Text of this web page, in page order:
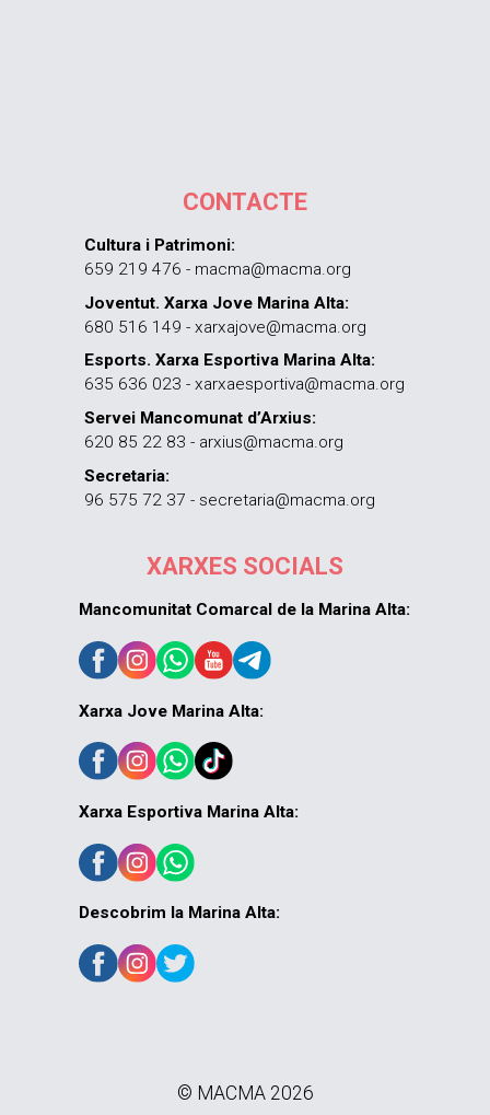
CONTACTE
Cultura i Patrimoni:
659 219 476 - macma@macma.org
Joventut. Xarxa Jove Marina Alta:
680 516 149 - xarxajove@macma.org
Esports. Xarxa Esportiva Marina Alta:
635 636 023 - xarxaesportiva@macma.org
Servei Mancomunat d’Arxius:
620 85 22 83 - arxius@macma.org
Secretaria:
96 575 72 37 - secretaria@macma.org
XARXES SOCIALS
Mancomunitat Comarcal de la Marina Alta:
Xarxa Jove Marina Alta:
Xarxa Esportiva Marina Alta:
Descobrim la Marina Alta:
© MACMA 2026